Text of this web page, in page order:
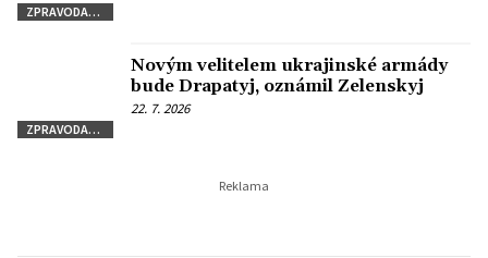
ZPRAVODAJSTVÍ
ZPRAVODAJSTVÍ
Novým velitelem ukrajinské armády
bude Drapatyj, oznámil Zelenskyj
22. 7. 2026